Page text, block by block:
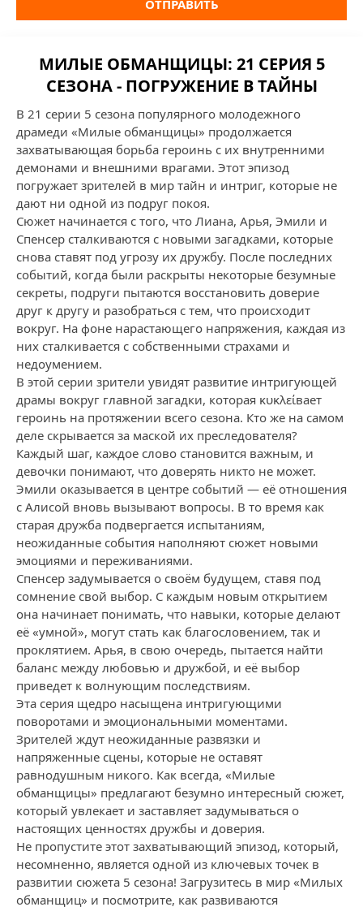
ОТПРАВИТЬ
МИЛЫЕ ОБМАНЩИЦЫ: 21 СЕРИЯ 5
СЕЗОНА - ПОГРУЖЕНИЕ В ТАЙНЫ
В 21 серии 5 сезона популярного молодежного
драмеди «Милые обманщицы» продолжается
захватывающая борьба героинь с их внутренними
демонами и внешними врагами. Этот эпизод
погружает зрителей в мир тайн и интриг, которые не
дают ни одной из подруг покоя.
Сюжет начинается с того, что Лиана, Арья, Эмили и
Спенсер сталкиваются с новыми загадками, которые
снова ставят под угрозу их дружбу. После последних
событий, когда были раскрыты некоторые безумные
секреты, подруги пытаются восстановить доверие
друг к другу и разобраться с тем, что происходит
вокруг. На фоне нарастающего напряжения, каждая из
них сталкивается с собственными страхами и
недоумением.
В этой серии зрители увидят развитие интригующей
драмы вокруг главной загадки, которая κυκλείвает
героинь на протяжении всего сезона. Кто же на самом
деле скрывается за маской их преследователя?
Каждый шаг, каждое слово становится важным, и
девочки понимают, что доверять никто не может.
Эмили оказывается в центре событий — её отношения
с Алисой вновь вызывают вопросы. В то время как
старая дружба подвергается испытаниям,
неожиданные события наполняют сюжет новыми
эмоциями и переживаниями.
Спенсер задумывается о своём будущем, ставя под
сомнение свой выбор. С каждым новым открытием
она начинает понимать, что навыки, которые делают
её «умной», могут стать как благословением, так и
проклятием. Арья, в свою очередь, пытается найти
баланс между любовью и дружбой, и её выбор
приведет к волнующим последствиям.
Эта серия щедро насыщена интригующими
поворотами и эмоциональными моментами.
Зрителей ждут неожиданные развязки и
напряженные сцены, которые не оставят
равнодушным никого. Как всегда, «Милые
обманщицы» предлагают безумно интересный сюжет,
который увлекает и заставляет задумываться о
настоящих ценностях дружбы и доверия.
Не пропустите этот захватывающий эпизод, который,
несомненно, является одной из ключевых точек в
развитии сюжета 5 сезона! Загрузитесь в мир «Милых
обманщиц» и посмотрите, как развиваются